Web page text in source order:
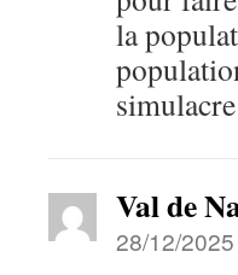
la
Val de
28/12/